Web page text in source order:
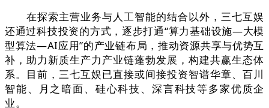
在探索主营业务与人工智能的结合以外，三七互娱
还通过科技投资的方式，逐步打通“算力基础设施—大模
型算法—AI应用”的产业链布局，推动资源共享与优势互
补，助力新质生产力产业链蓬勃发展，构建共赢生态体
系。目前，三七互娱已直接或间接投资智谱华章、百川
智能、月之暗面、硅心科技、深言科技等多家优质企
业。